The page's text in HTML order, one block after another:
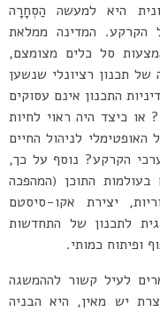
היא למעשה הַסְחָרָה
הקרקע. המדינה ממלאת
סל כלים מצומצם,
תכנון רציונלי שנשען
התכנון אינם עסוקים
כיצד היה ראוי לחיות
לניהול החיים
הקרקע? נוסף על כך,
בעולמות התוכן (המהפכה
יצירת אקו-סיסטם
לתכנון של התחדשות
ופיתוח כמותי.
לעיל קשור לההמשגה
יש מאין, היא הבניה